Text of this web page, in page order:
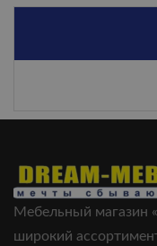
Мебельный магазин
широкий